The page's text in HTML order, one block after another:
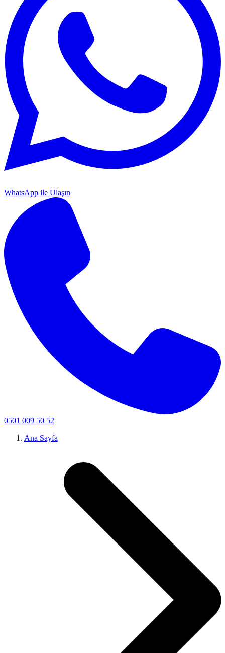
WhatsApp ile Ulaşın
0501 009 50 52
Ana Sayfa